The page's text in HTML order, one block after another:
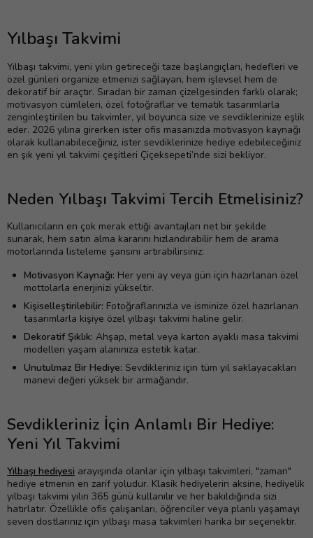
Yılbaşı Takvimi
Yılbaşı takvimi, yeni yılın getireceği taze başlangıçları, hedefleri ve
özel günleri organize etmenizi sağlayan, hem işlevsel hem de
dekoratif bir araçtır. Sıradan bir zaman çizelgesinden farklı olarak;
motivasyon cümleleri, özel fotoğraflar ve tematik tasarımlarla
zenginleştirilen bu takvimler, yıl boyunca size ve sevdiklerinize eşlik
eder. 2026 yılına girerken ister ofis masanızda motivasyon kaynağı
olarak kullanabileceğiniz, ister sevdiklerinize hediye edebileceğiniz
en şık yeni yıl takvimi çeşitleri Çiçeksepeti’nde sizi bekliyor.
Neden Yılbaşı Takvimi Tercih Etmelisiniz?
Kullanıcıların en çok merak ettiği avantajları net bir şekilde
sunarak, hem satın alma kararını hızlandırabilir hem de arama
motorlarında listeleme şansını artırabilirsiniz:
Motivasyon Kaynağı: Her yeni ay veya gün için hazırlanan özel
mottolarla enerjinizi yükseltir.
Kişiselleştirilebilir: Fotoğraflarınızla ve isminize özel hazırlanan
tasarımlarla kişiye özel yılbaşı takvimi haline gelir.
Dekoratif Şıklık: Ahşap, metal veya karton ayaklı masa takvimi
modelleri yaşam alanınıza estetik katar.
Unutulmaz Bir Hediye: Sevdikleriniz için tüm yıl saklayacakları
manevi değeri yüksek bir armağandır.
Sevdikleriniz İçin Anlamlı Bir Hediye:
Yeni Yıl Takvimi
Yılbaşı hediyesi arayışında olanlar için yılbaşı takvimleri, "zaman"
hediye etmenin en zarif yoludur. Klasik hediyelerin aksine, hediyelik
yılbaşı takvimi yılın 365 günü kullanılır ve her bakıldığında sizi
hatırlatır. Özellikle ofis çalışanları, öğrenciler veya planlı yaşamayı
seven dostlarınız için yılbaşı masa takvimleri harika bir seçenektir.